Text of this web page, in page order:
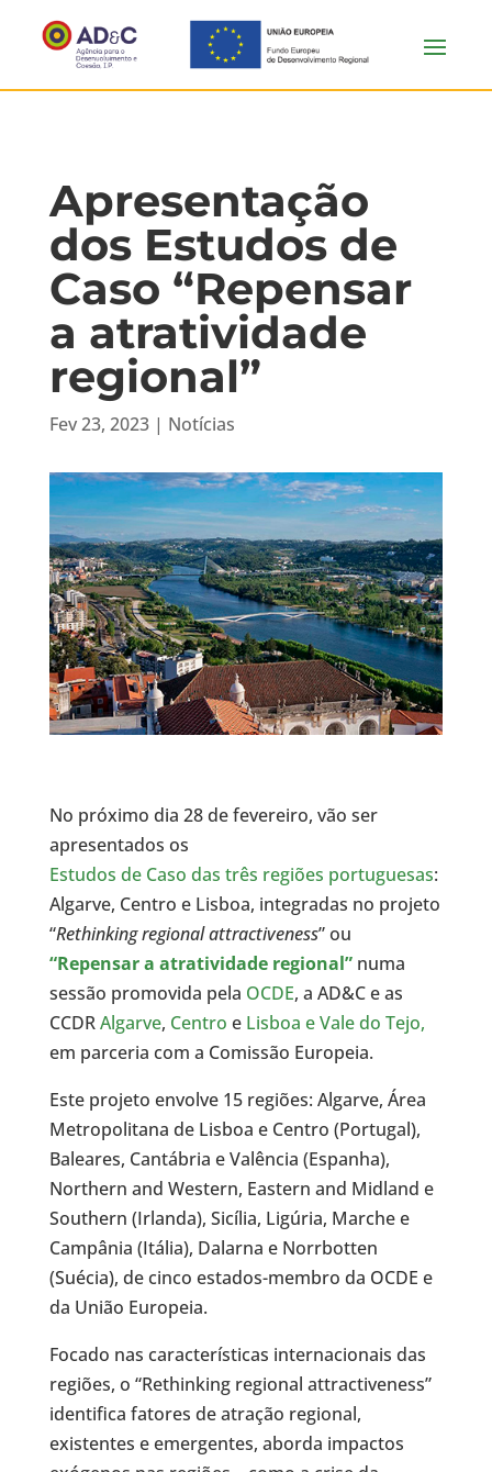
Apresentação
dos Estudos de
Caso “Repensar
a atratividade
regional”
Fev 23, 2023| Notícias
No próximo dia 28 de fevereiro, vão ser
apresentados os
Estudos de Caso das três regiões portuguesas:
Algarve, Centro e Lisboa, integradas no projeto
“Rethinking regional attractiveness” ou
“Repensar a atratividade regional”numa
sessão promovida pela OCDE, a AD&C e as
CCDRAlgarve, Centro e Lisboa e Vale do Tejo,
em parceria com a Comissão Europeia.
Este projeto envolve 15 regiões: Algarve, Área
Metropolitana de Lisboa e Centro (Portugal),
Baleares, Cantábria e Valência (Espanha),
Northern and Western, Eastern and Midland e
Southern (Irlanda), Sicília, Ligúria, Marche e
Campânia (Itália), Dalarna e Norrbotten
(Suécia), de cinco estados-membro da OCDE e
da União Europeia.
Focado nas características internacionais das
regiões, o “Rethinking regional attractiveness”
identifica fatores de atração regional,
existentes e emergentes, aborda impactos